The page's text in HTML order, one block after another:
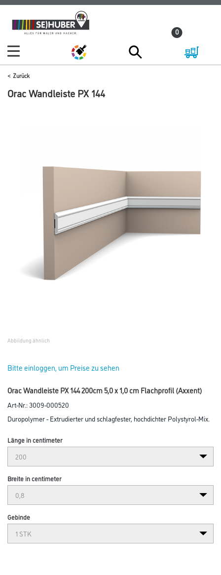
Zum
Inhalt
Zum
Navigationsmenü
0
Zurück
Orac Wandleiste PX 144
Abbildung ähnlich
Bitte einloggen, um Preise zu sehen
Orac Wandleiste PX 144 200cm 5,0 x 1,0 cm Flachprofil (Axxent)
Art-Nr.:3009-000520
Duropolymer - Extrudierter und schlagfester, hochdichter Polystyrol-Mix.
Länge in centimeter
Breite in centimeter
Gebinde